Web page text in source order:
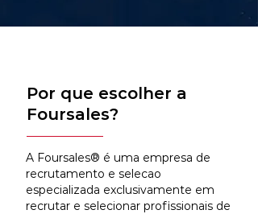
Por que escolher a
Foursales?
A Foursales® é uma empresa de
recrutamento e selecao
especializada exclusivamente em
recrutar e selecionar profissionais de